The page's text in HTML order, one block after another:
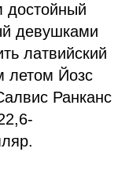
достойный
девушками
латвийский
летом Йозс
Ранканс